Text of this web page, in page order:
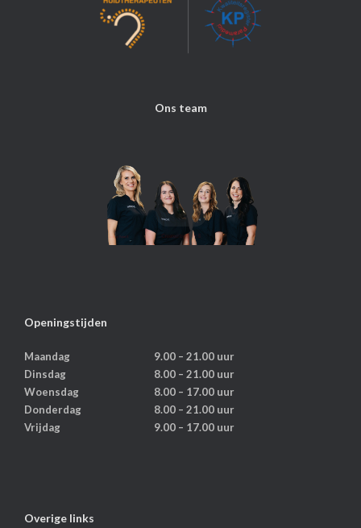
Ons team
Openingstijden
Maandag
9.00 – 21.00 uur
Dinsdag
8.00 – 21.00 uur
Woensdag
8.00 – 17.00 uur
Donderdag
8.00 – 21.00 uur
Vrijdag
9.00 – 17.00 uur
Overige links